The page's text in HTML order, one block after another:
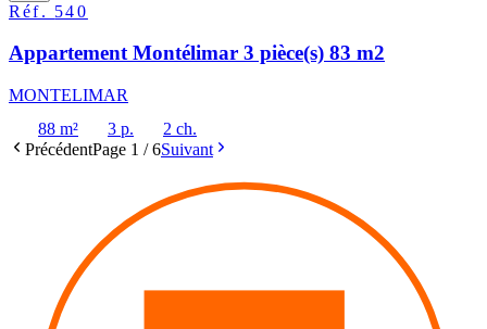
Réf. 540
Appartement Montélimar 3 pièce(s) 83 m2
MONTELIMAR
88 m²
3 p.
2 ch.
PrécédentPage 1 /6Suivant